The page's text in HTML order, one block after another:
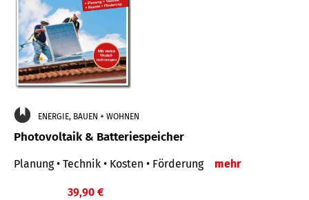
ENERGIE, BAUEN + WOHNEN
Photovoltaik & Batteriespeicher
Planung • Technik • Kosten • Förderung mehr
39,90 €